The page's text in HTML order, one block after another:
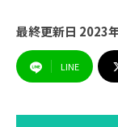
最終更新日 2023
LINE